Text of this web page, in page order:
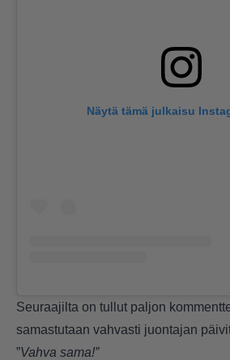
Näytä tämä julkaisu
Seuraajilta on tullut paljon
samastutaan vahvasti juontajan
”Vahva sama!”